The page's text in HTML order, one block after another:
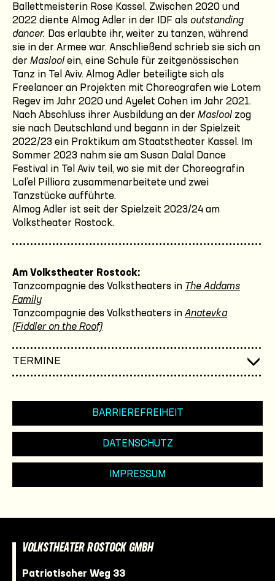
Ballettmeisterin Rose Kassel. Zwischen 2020 und
2022 diente Almog Adler in der IDF als outstanding
dancer. Das erlaubte ihr, weiter zu tanzen, während
sie in der Armee war. Anschließend schrieb sie sich an
der Maslool ein, eine Schule für zeitgenössischen
Tanz in Tel Aviv. Almog Adler beteiligte sich als
Freelancer an Projekten mit Choreografen wie Lotem
Regev im Jahr 2020 und Ayelet Cohen im Jahr 2021.
Nach Abschluss ihrer Ausbildung an der Maslool zog
sie nach Deutschland und begann in der Spielzeit
2022/23 ein Praktikum am Staatstheater Kassel. Im
Sommer 2023 nahm sie am Susan Dalal Dance
Festival in Tel Aviv teil, wo sie mit der Choreografin
Lal’el Pilliora zusammenarbeitete und zwei
Tanzstücke aufführte.
Almog Adler ist seit der Spielzeit 2023/24 am
Volkstheater Rostock.
Am Volkstheater Rostock:
Tanzcompagnie des Volkstheaters in The Addams
Family
Tanzcompagnie des Volkstheaters in Anatevka
(Fiddler on the Roof)
TERMINE
BARRIEREFREIHEIT
DATENSCHUTZ
IMPRESSUM
VOLKSTHEATER ROSTOCK GMBH
Patriotischer Weg 33